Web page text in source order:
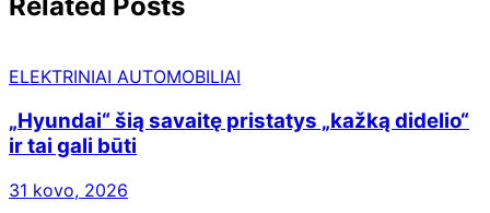
Related Posts
ELEKTRINIAI AUTOMOBILIAI
„Hyundai“ šią savaitę pristatys „kažką didelio“
ir tai gali būti
31 kovo, 2026